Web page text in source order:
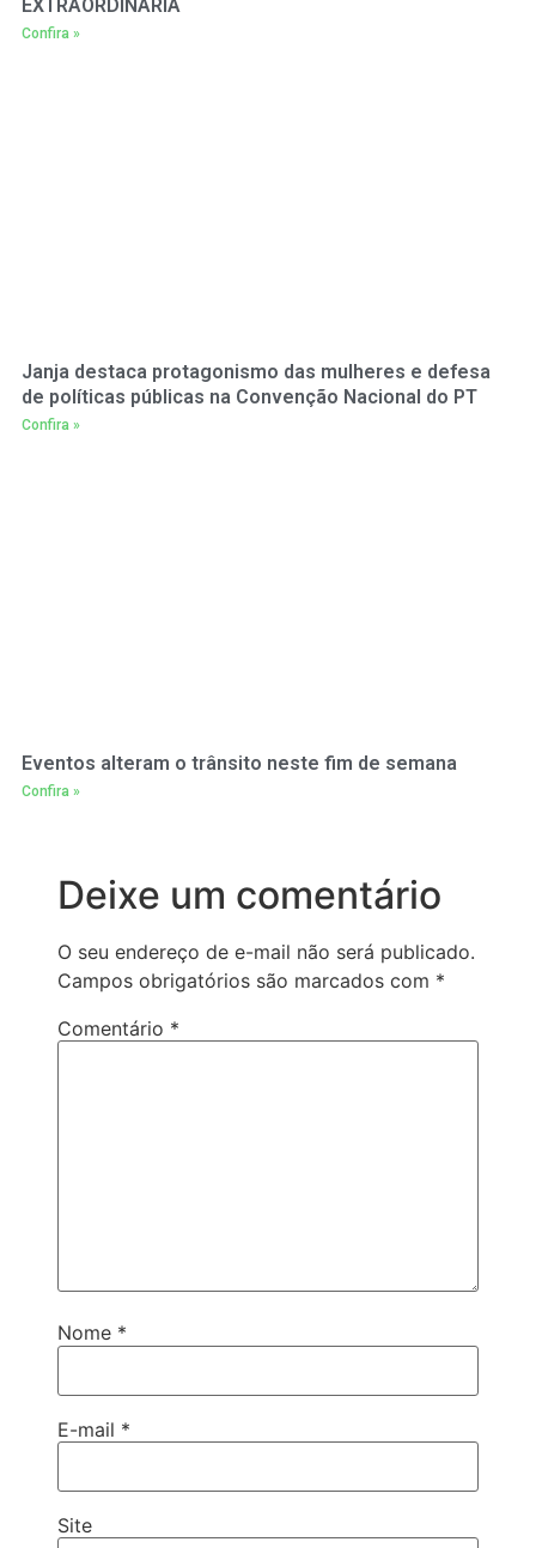
EXTRAORDINÁRIA
Confira »
Janja destaca protagonismo das mulheres e defesa
de políticas públicas na Convenção Nacional do PT
Confira »
Eventos alteram o trânsito neste fim de semana
Confira »
Deixe um comentário
O seu endereço de e-mail não será publicado.
Campos obrigatórios são marcados com *
Comentário *
Nome *
E-mail *
Site